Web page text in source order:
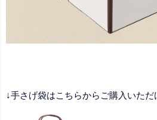
↓手さげ袋はこちらからご購入いただ